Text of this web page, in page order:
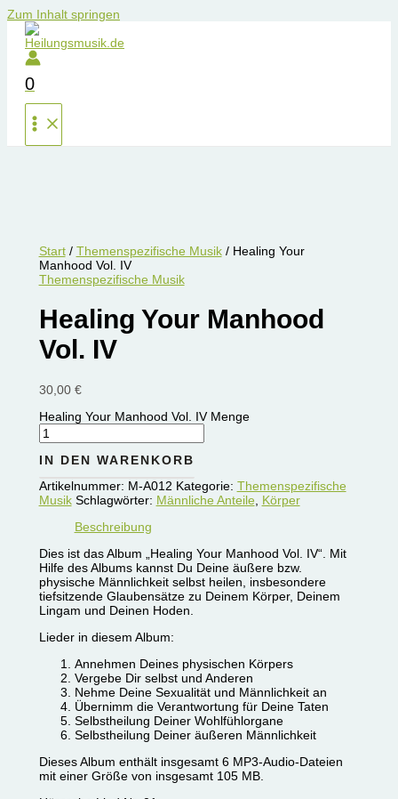
Zum Inhalt springen
0
Start/ Themenspezifische Musik/ Healing Your
Manhood Vol. IV
Themenspezifische Musik
Healing Your Manhood
Vol. IV
30,00 €
Healing Your Manhood Vol. IV Menge
IN DEN WARENKORB
Artikelnummer: M-A012 Kategorie: Themenspezifische
Musik Schlagwörter: Männliche Anteile, Körper
Beschreibung
Dies ist das Album „Healing Your Manhood Vol. IV“. Mit
Hilfe des Albums kannst Du Deine äußere bzw.
physische Männlichkeit selbst heilen, insbesondere
tiefsitzende Glaubensätze zu Deinem Körper, Deinem
Lingam und Deinen Hoden.
Lieder in diesem Album:
Annehmen Deines physischen Körpers
Vergebe Dir selbst und Anderen
Nehme Deine Sexualität und Männlichkeit an
Übernimm die Verantwortung für Deine Taten
Selbstheilung Deiner Wohlfühlorgane
Selbstheilung Deiner äußeren Männlichkeit
Dieses Album enthält insgesamt 6 MP3-Audio-Dateien
mit einer Größe von insgesamt 105 MB.